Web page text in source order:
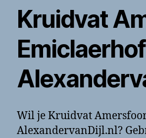
Kruidvat
Wil je Kruidvat
AlexandervanDijl.nl?